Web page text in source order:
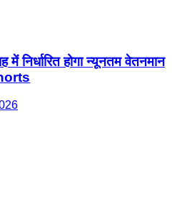
में निर्धारित होगा न्यूनतम वेतनमान